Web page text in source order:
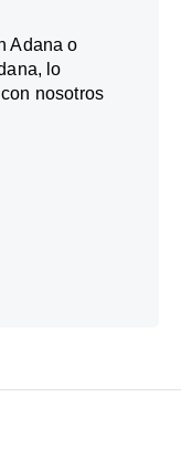
Adana o
lo
nosotros